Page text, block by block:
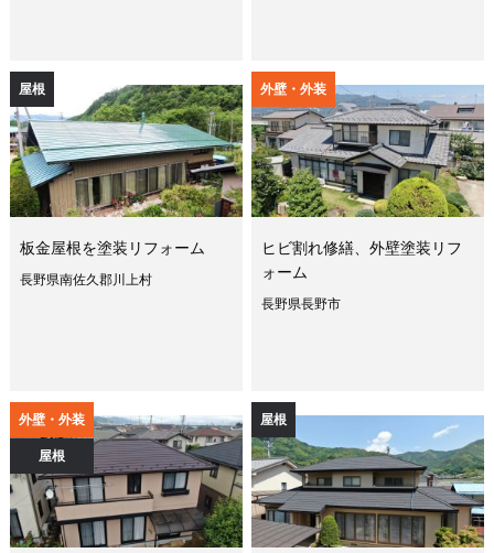
屋根
板金屋根を塗装リフォーム
長野県南佐久郡川上村
外壁・外装
ヒビ割れ修繕、外壁塗装リフ
ォーム
長野県長野市
外壁・外装
屋根
屋根